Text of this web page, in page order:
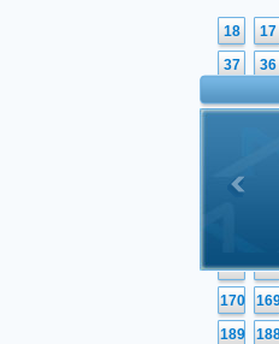
17
18
36
37
151
170
189